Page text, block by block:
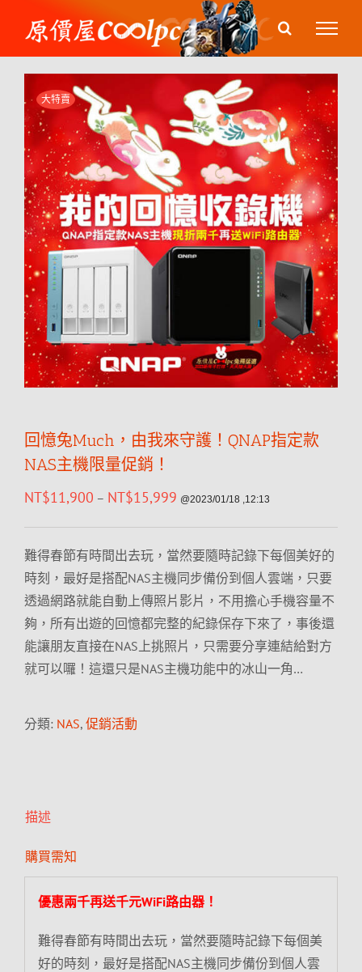
content
大特賣
回憶兔Much，由我來守護！QNAP指定款
NAS主機限量促銷！
NT$11,900 – NT$15,999 @2023/01/18 ,12:13
難得春節有時間出去玩，當然要隨時記錄下每個美好的
時刻，最好是搭配NAS主機同步備份到個人雲端，只要
透過網路就能自動上傳照片影片，不用擔心手機容量不
夠，所有出遊的回憶都完整的紀錄保存下來了，事後還
能讓朋友直接在NAS上挑照片，只需要分享連結給對方
就可以囉！這還只是NAS主機功能中的冰山一角…
分類: NAS, 促銷活動
描述
購買需知
優惠兩千再送千元WiFi路由器！
難得春節有時間出去玩，當然要隨時記錄下每個美
好的時刻，最好是搭配NAS主機同步備份到個人雲